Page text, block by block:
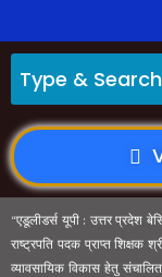
“एडूलीडर्स यूपी : उत्तर प्रदेश
राष्ट्रपति पदक प्राप्त शिक्षक
व्यावसायिक विकास हेतु